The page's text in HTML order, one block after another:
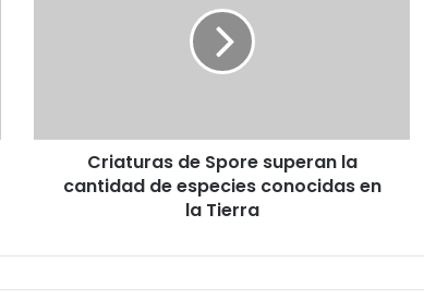
conocidas
Criaturas de Spore superan la
cantidad de especies conocidas en
la Tierra